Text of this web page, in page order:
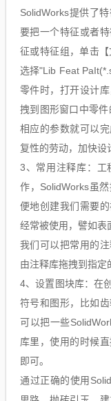
SolidWorks提供了
要把一个特征或者
征或特征组，单击
选择"Lib Feat
零件时，打开设计
拽到图形窗口中零
相应的参数就可以
复性的劳动，加快设
3、常用注释库：工
作，SolidWorks虽
便地创建我们需要
经常被使用，譬如表
我们可以把常用的
由注释库拖拽到指定
4、设置图块库：在
符号和图形，比如
可以把一些
库里，使用的时候
即可。
通过正确的使用